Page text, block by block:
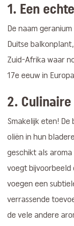
1. Een
De naam
Duitse
Zuid-Afrika waar
17e eeuw in
2.
Smakelijk eten!
oliën in hun
geschikt als
voegt bijvoorbeeld
voegen een
verrassende
de vele andere